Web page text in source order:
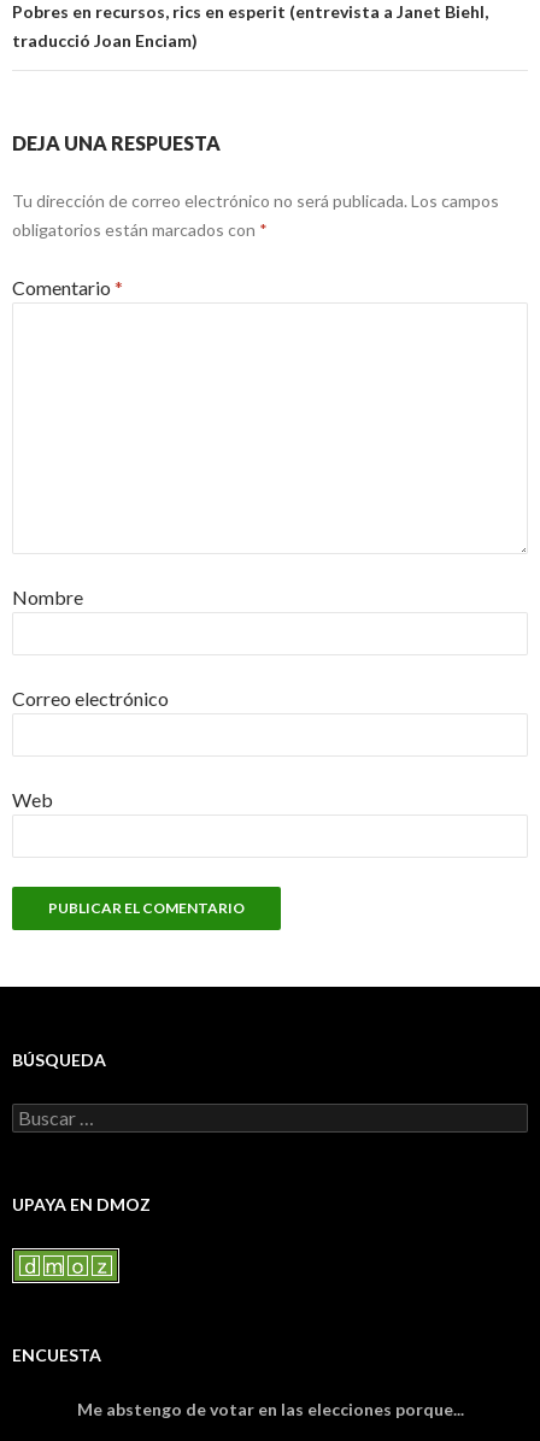
Pobres en recursos, rics en esperit (entrevista a Janet Biehl,
traducció Joan Enciam)
DEJA UNA RESPUESTA
Tu dirección de correo electrónico no será publicada.Los campos
obligatorios están marcados con *
Comentario *
Nombre
Correo electrónico
Web
BÚSQUEDA
Buscar:
UPAYA EN DMOZ
ENCUESTA
Me abstengo de votar en las elecciones porque...